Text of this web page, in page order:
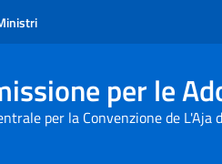
per le
per la Convenzione de